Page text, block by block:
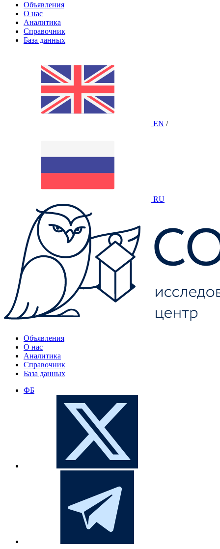
Объявления
О нас
Аналитика
Справочник
База данных
EN /
RU
Объявления
О нас
Аналитика
Справочник
База данных
ФБ